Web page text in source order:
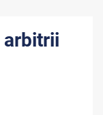
arbitrii